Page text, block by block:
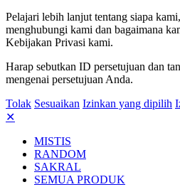
Pelajari lebih lanjut tentang siapa
menghubungi kami dan bagaimana
Kebijakan Privasi kami.
Harap sebutkan ID persetujuan dan
mengenai persetujuan Anda.
Tolak Sesuaikan Izinkan yang dipilih
✕
MISTIS
RANDOM
SAKRAL
SEMUA PRODUK